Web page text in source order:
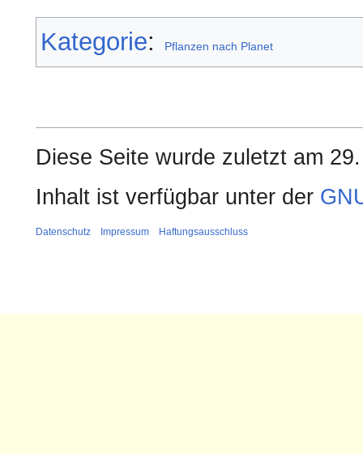
Kategorie: Pflanzen nach Planet
Diese Seite wurde zuletzt am
Inhalt ist verfügbar unter der
Datenschutz Impressum Haftungsausschluss